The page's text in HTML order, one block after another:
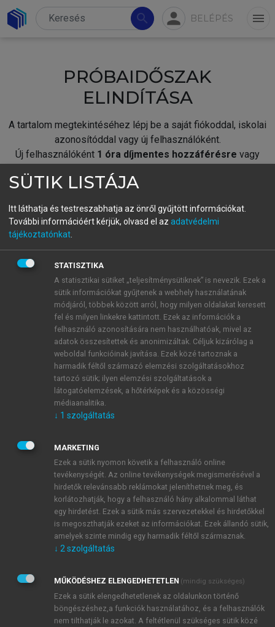
search person BELÉPÉS menu
PRÓBAIDŐSZAK
ELINDÍTÁSA
A tartalom megtekintéséhez lépj be a saját fiókoddal, iskolai
azonosítóddal vagy új felhasználóként.
Új felhasználóként 1 óra díjmentes hozzáférésre vagy
fiókoddal,vagy hozz létre új fiókot.
A regisztráció után apróbaidőszakautomatikusan
BELÉPÉS SAJÁT FIÓKKAL
ÚJ FIÓK LÉTREHOZÁSA
1 óra díjmentes hozzáférés
E-MAIL-CÍM
JELSZÓ
JELSZÓ ÚJRA
Kérek értesítést a MeRSZ újdonságairól, akcióiról.
Kérek értesítést az Akadémiai Kiadó Zrt. újdonságairól,
Adatkezelési tájékoztatóbanfoglaltakat tudomásul
veszem és elfogadom.
Általános vásárlási feltételeket, valamint a szotar.netés a
mersz.huoldalak licencszerződéseiben foglaltakat
SÜTIK LISTÁJA
Itt láthatja és testreszabhatja az önről gyűjtött információkat.
További információért kérjük, olvasd el az adatvédelmi
tájékoztatónkat
STATISZTIKA
A statisztikai sütiket „teljesítménysütiknek” is nevezik. Ezek a
sütik információkat gyűjtenek a webhely használatának
módjáról, többek között arról, hogy milyen oldalakat keresett
fel és milyen linkekre kattintott. Ezek az információk a
felhasználó azonosítására nem használhatóak, mivel az
adatok összesítettek és anonimizáltak. Céljuk kizárólag a
weboldal funkcióinak javítása. Ezek közé tartoznak a
harmadik féltől származó elemzési szolgáltatásokhoz
tartozó sütik; ilyen elemzési szolgáltatások a
látogatóelemzések, a hőtérképek és a közösségi
médiaanalitika.
↓ 1 szolgáltatás
MARKETING
Ezek a sütik nyomon követik a felhasználó online
tevékenységét. Az online tevékenységek megismerésével a
hirdetők relevánsabb reklámokat jeleníthetnek meg, és
korlátozhatják, hogy a felhasználó hány alkalommal láthat
egy hirdetést. Ezek a sütik más szervezetekkel és hirdetőkkel
is megoszthatják ezeket az információkat. Ezek állandó sütik,
amelyek szinte mindig egy harmadik féltől származnak.
↓ 2 szolgáltatás
MŰKÖDÉSHEZ ELENGEDHETETLEN (mindig szükséges)
Ezek a sütik elengedhetetlenek az oldalunkon történő
böngészéshez,a funkciók használatához, és a felhasználók
nem tilthatják le azokat. A feltétlenül szükséges sütik közé